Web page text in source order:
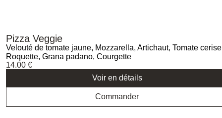
Pizza Veggie
Velouté de tomate jaune, Mozzarella, Artichaut, Tomate
Roquette, Grana padano, Courgette
14.00 €
Voir en détails
Commander